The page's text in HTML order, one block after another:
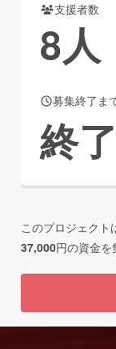
ィー・ヘルスケア
ティ
支援者数
8人
募集終了ま
終了
このプロジェクト
37,000円の資金を